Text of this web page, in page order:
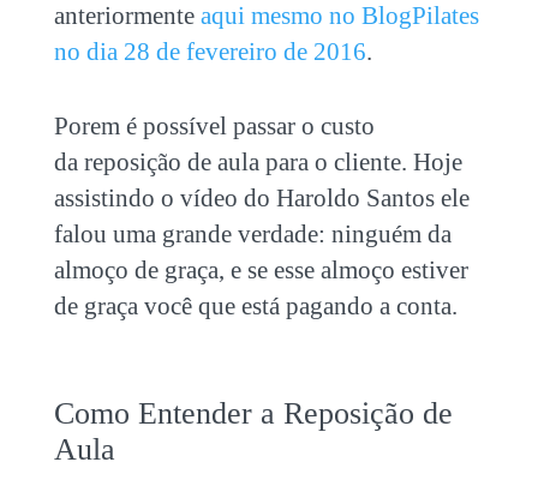
anteriormente aqui mesmo no BlogPilates
no dia 28 de fevereiro de 2016.
Porem é possível passar o custo
da reposição de aula para o cliente. Hoje
assistindo o vídeo do Haroldo Santos ele
falou uma grande verdade: ninguém da
almoço de graça, e se esse almoço estiver
de graça você que está pagando a conta.
Como Entender a Reposição de
Aula